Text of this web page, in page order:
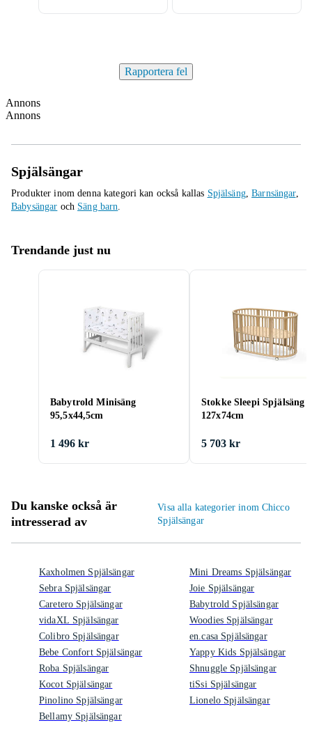
Rapportera fel
Annons
Annons
Spjälsängar
Produkter inom denna kategori kan också kallas Spjälsäng,Barnsängar,
Babysängar och Säng barn.
Trendande just nu
Babytrold Minisäng
95,5x44,5cm
1 496 kr
Stokke Sleepi Spjälsäng
127x74cm
5 703 kr
Du kanske också är
intresserad av
Visa alla kategorier inom Chicco
Spjälsängar
Kaxholmen Spjälsängar
Sebra Spjälsängar
Caretero Spjälsängar
vidaXL Spjälsängar
Colibro Spjälsängar
Bebe Confort Spjälsängar
Roba Spjälsängar
Kocot Spjälsängar
Pinolino Spjälsängar
Bellamy Spjälsängar
Mini Dreams Spjälsängar
Joie Spjälsängar
Babytrold Spjälsängar
Woodies Spjälsängar
en.casa Spjälsängar
Yappy Kids Spjälsängar
Shnuggle Spjälsängar
tiSsi Spjälsängar
Lionelo Spjälsängar